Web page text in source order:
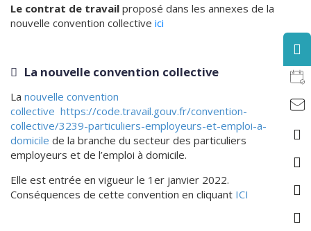
Le contrat de travail proposé dans les annexes de la
nouvelle convention collective ici
La nouvelle convention collective
La nouvelle convention
collective https://code.travail.gouv.fr/convention-
collective/3239-particuliers-employeurs-et-emploi-a-
domicile de la branche du secteur des particuliers
employeurs et de l’emploi à domicile.
Elle est entrée en vigueur le 1er janvier 2022.
Conséquences de cette convention en cliquant ICI